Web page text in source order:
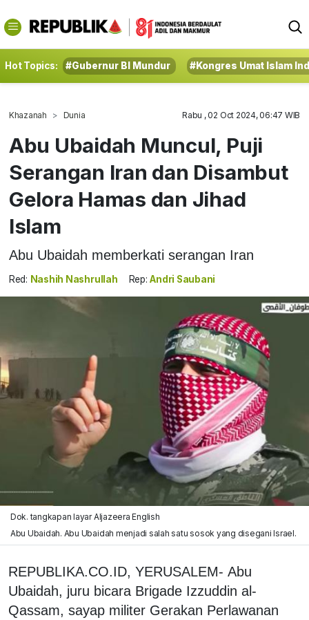
Hot Topics: #Gubernur BI Mundur #Kongres Umat Islam
Khazanah Dunia Rabu , 02 Oct 2024, 06:47 WIB
Abu Ubaidah Muncul, Puji
Serangan Iran dan Disambut
Gelora Hamas dan Jihad
Islam
Abu Ubaidah memberkati serangan Iran
Red: Nashih Nashrullah Rep: Andri Saubani
Dok. tangkapan layar Aljazeera English
Abu Ubaidah. Abu Ubaidah menjadi salah satu sosok yang disegani Israel.
REPUBLIKA.CO.ID, YERUSALEM- Abu
Ubaidah, juru bicara Brigade Izzuddin al-
Qassam, sayap militer Gerakan Perlawanan